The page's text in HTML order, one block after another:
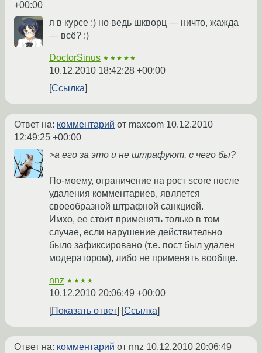
+00:00
я в курсе :) но ведь шкворц — ничто, жажда
— всё? :)
DoctorSinus ★★★★★
10.12.2010 18:42:28 +00:00
Ссылка
Ответ на: комментарий от maxcom 10.12.2010
12:49:25 +00:00
>а его за это и не штрафуют, с чего бы?
По-моему, ограничение на рост score после
удаления комментариев, является
своеобразной штрафной санкцией.
Имхо, ее стоит применять только в том
случае, если нарушение действительно
было зафиксировано (т.е. пост был удален
модератором), либо не применять вообще.
nnz ★★★★
10.12.2010 20:06:49 +00:00
Показать ответ
Ссылка
Ответ на: комментарий от nnz 10.12.2010 20:06:49